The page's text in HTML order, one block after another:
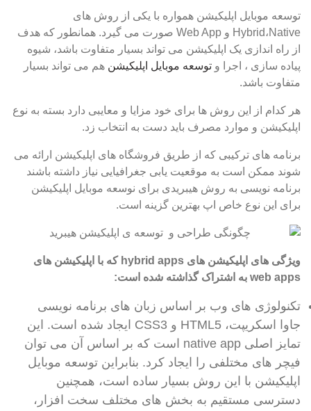
توسعه موبایل اپلیکیشن همواره با یکی از روش های
Hybrid،Native و Web App صورت می گیرد. همانطور که هدف
از راه اندازی یک اپلیکیشن می تواند بسیار متفاوت باشد، شیوه
پیاده سازی ، اجرا و توسعه موبایل اپلیکیشن هم می تواند بسیار
متفاوت باشد.
هر کدام از این روش ها برای خود مزایا و معایبی دارد بسته به نوع
اپلیکیشن و موارد مصرف باید دست به انتخاب زد.
برنامه های ترکیبی که از طریق فروشگاه های اپلیکیشن ارائه می
شوند ممکن است به موقعیت یابی جغرافیایی نیاز داشته باشند
برنامه نویسی به روش هیبریدی برای نوسعه موبایل اپلیکیشن
برای این نوع خاص اپ بهترین گزینه است.
ویژگی های اپلیکیشن های hybrid apps که با اپلیکیشن های
web apps به اشتراک گذاشته شده است:
تکنولوژی های وب بر اساس زبان های برنامه نویسی
جاوا اسکریپت، HTML5 و CSS3 ایجاد شده است. این
تمایز اصلی native app است که بر اساس آن می توان
فیچر های مختلفی را ایجاد کرد. بنابراین توسعه موبایل
اپلیکیشن با این روش بسیار ساده است، همچنین
دسترسی مستقیم به بخش های مختلف سخت افزار،